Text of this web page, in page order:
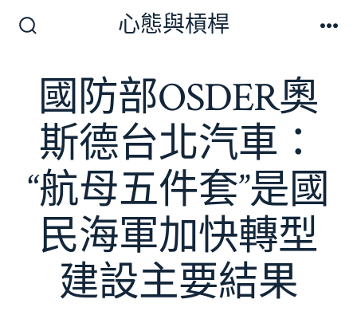
切
開
關
心態與槓桿
國防部OSDER奧
斯德台北汽車：
“航母五件套”是國
民海軍加快轉型
建設主要結果